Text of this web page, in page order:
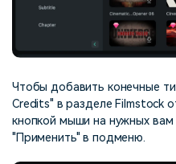
Чтобы добавить конечные
Credits" в разделе Filmstock
кнопкой мыши на нужных
"Применить" в подменю.